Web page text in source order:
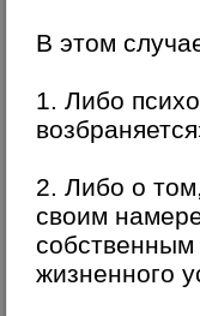
В этом
1. Либо
2. Либо о
своим
собственным
жизненного